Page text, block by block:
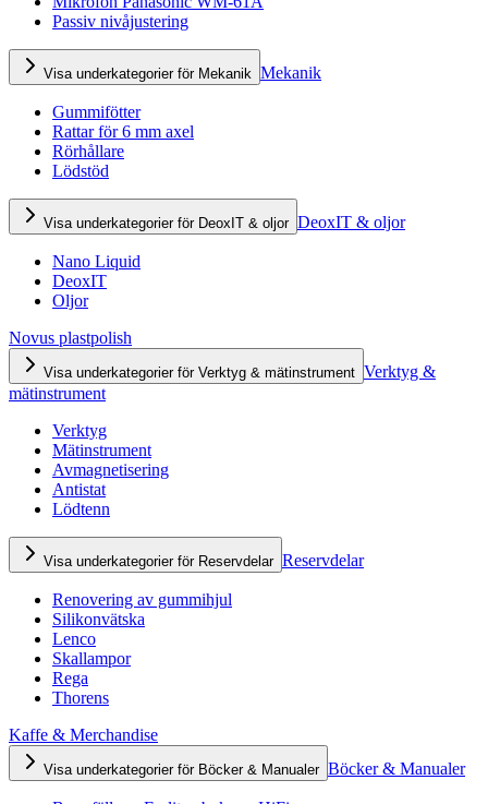
Passiv nivåjustering
Visa underkategorier för Mekanik Mekanik
Gummifötter
Rattar för 6 mm axel
Rörhållare
Lödstöd
Visa underkategorier för DeoxIT & oljor DeoxIT & oljor
Nano Liquid
DeoxIT
Oljor
Novus plastpolish
Visa underkategorier för Verktyg & mätinstrument Verktyg &
mätinstrument
Verktyg
Mätinstrument
Avmagnetisering
Antistat
Lödtenn
Visa underkategorier för Reservdelar Reservdelar
Renovering av gummihjul
Silikonvätska
Lenco
Skallampor
Rega
Thorens
Kaffe & Merchandise
Visa underkategorier för Böcker & Manualer Böcker & Manualer